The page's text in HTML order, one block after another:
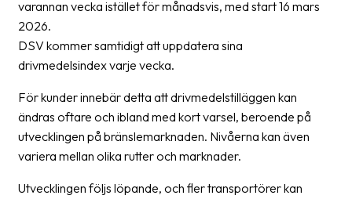
Fraktjakt
Medarbetare
Jobb
&
karriär
varannan vecka istället för månadsvis, med start 16 mars
2026.
DSV kommer samtidigt att uppdatera sina
drivmedelsindex varje vecka.
För kunder innebär detta att drivmedelstilläggen kan
ändras oftare och ibland med kort varsel, beroende på
utvecklingen på bränslemarknaden. Nivåerna kan även
variera mellan olika rutter och marknader.
Utvecklingen följs löpande, och fler transportörer kan